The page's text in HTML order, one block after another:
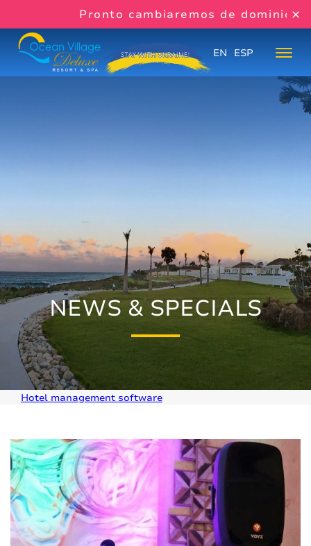
Pronto cambiaremos de dominio:
EN ESP
NEWS & SPECIALS
Hotel management software